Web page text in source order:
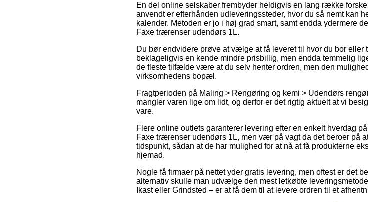
En del online selskaber frembyder heldigvis en lang række
anvendt er efterhånden udleveringssteder, hvor du så nemt kan
kalender. Metoden er jo i høj grad smart, samt endda ydermere
Faxe trærenser udendørs 1L.
Du bør endvidere prøve at vælge at få leveret til hvor du bor eller
beklageligvis en kende mindre prisbillig, men endda temmelig
de fleste tilfælde være at du selv henter ordren, men den
virksomhedens bopæl.
Fragtperioden på Maling > Rengøring og kemi > Udendørs
mangler varen lige om lidt, og derfor er det rigtig aktuelt at vi
vare.
Flere online outlets garanterer levering efter en enkelt hverdag
Faxe trærenser udendørs 1L, men vær på vagt da det beroer på
tidspunkt, sådan at de har mulighed for at nå at få produkterne
hjemad.
Nogle få firmaer på nettet yder gratis levering, men oftest er det
alternativ skulle man udvælge den mest letkøbte
Ikast eller Grindsted – er at få dem til at levere ordren til et